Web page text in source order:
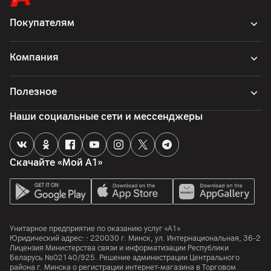
Покупателям
Компания
Полезное
Скачайте «Мой А1»
Наши социальные сети и мессенджеры
Унитарное предприятие по оказанию услуг «А1»
Юридический адрес: : 220030 г. Минск, ул. Интернациональная, 36-2
Лицензия Министерства связи и информатизации Республики
Беларусь №02140/925. Решение администрации Центрального
района г. Минска о регистрации интернет-магазина в Торговом